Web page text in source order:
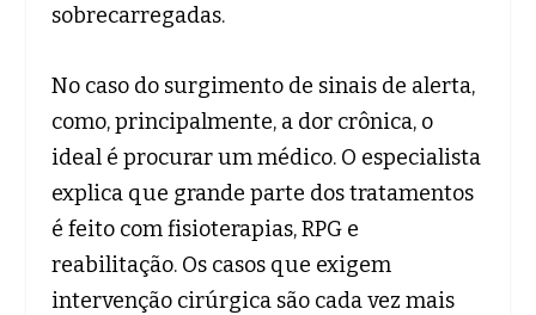
sobrecarregadas.
No caso do surgimento de sinais de alerta,
como, principalmente, a dor crônica, o
ideal é procurar um médico. O especialista
explica que grande parte dos tratamentos
é feito com fisioterapias, RPG e
reabilitação. Os casos que exigem
intervenção cirúrgica são cada vez mais